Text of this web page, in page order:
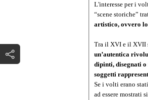
L'interesse per i
“scene storiche”
artistico, ovvero
Tra il XVI e il XVII
un’autentica
dipinti, disegnati
soggetti
Se i volti erano
ad essere mostrati